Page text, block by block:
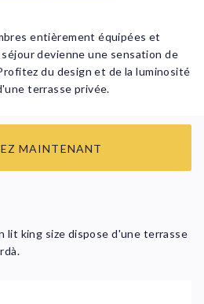
entièrement équipées et
devienne une sensation de
du design et de la luminosité
terrasse privée.
MAINTENANT
lit king size dispose d'une terrasse